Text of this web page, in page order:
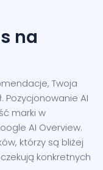
na
Twoja
AI
marki w
AI Overview.
którzy są bliżej
konkretnych